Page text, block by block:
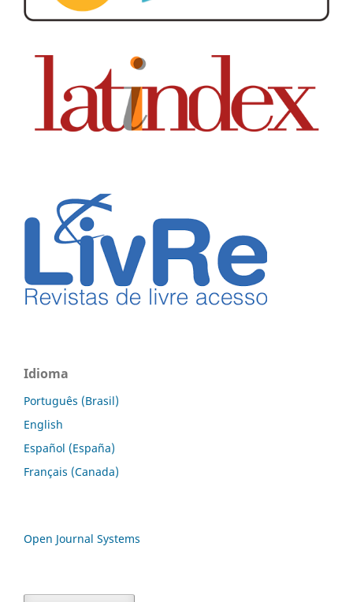
Idioma
Português (Brasil)
English
Español (España)
Français (Canada)
Open Journal Systems